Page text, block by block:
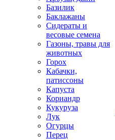
Базилик
Баклажаны
Сидераты и
весовые семена
Газоны, травы для
животных
Горох
Кабачки,
патиссоны
Капуста
Кориандр
Кукуруза
Лук
Огурцы
Перец